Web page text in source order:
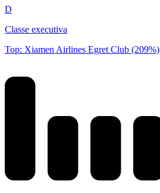
D
Classe executiva
Top: Xiamen Airlines Egret Club (209%)